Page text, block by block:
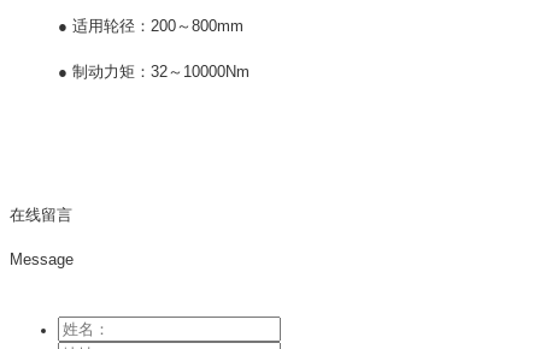
● 适用轮径：200～800mm
● 制动力矩：32～10000Nm
在线留言
Message